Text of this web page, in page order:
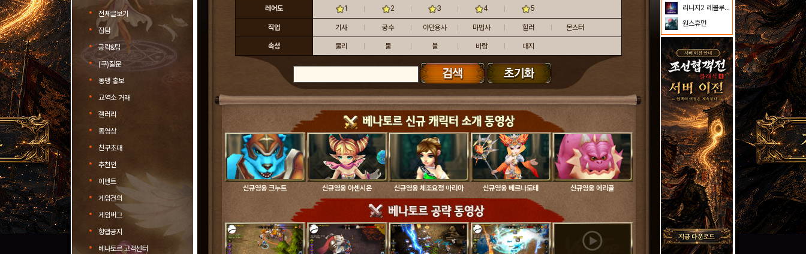
전체글보기
잡담
공략&팁
(구)질문
동맹 홍보
교역소 거래
갤러리
동영상
친구초대
추천인
이벤트
게임건의
게임버그
헝앱공지
베나토르 고객센터
레어도 1 2 3 4 5
직업 기사 궁수 야만용사 마법사 힐러 몬스터
속성 물리 물 불 바람 대지
신규영웅 크누트 신규영웅 아센시온 신규영웅 체조요정 마리아 신규영웅 베르나도테 신규영웅 에리골
리니지2 레볼루션
원스휴먼